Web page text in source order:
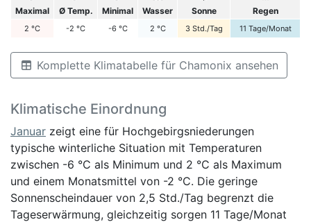
Maximal Ø Temp. Minimal Wasser Sonne Regen
2 °C -2 °C -6 °C 2 °C 3 Std./Tag 11 Tage/Monat
Komplette Klimatabelle für Chamonix ansehen
Klimatische Einordnung
Januar zeigt eine für Hochgebirgsniederungen
typische winterliche Situation mit Temperaturen
zwischen -6 °C als Minimum und 2 °C als Maximum
und einem Monatsmittel von -2 °C. Die geringe
Sonnenscheindauer von 2,5 Std./Tag begrenzt die
Tageserwärmung, gleichzeitig sorgen 11 Tage/Monat